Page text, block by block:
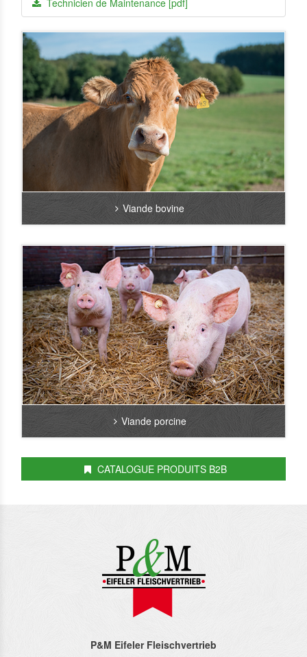
Technicien de Maintenance [pdf]
Viande bovine
Viande porcine
CATALOGUE PRODUITS B2B
P&M Eifeler Fleischvertrieb